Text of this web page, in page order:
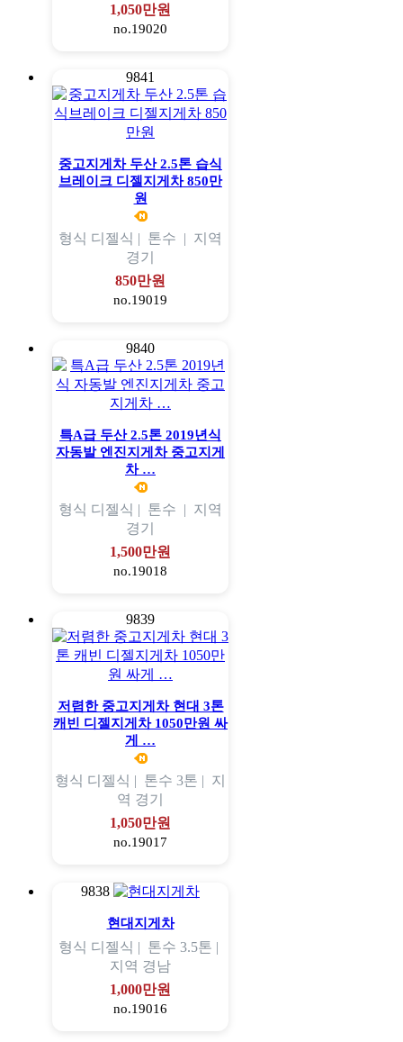
1,050만원
no.19020
9841
중고지게차 두산 2.5톤 습식
브레이크 디젤지게차 850만
원
형식 디젤식 | 톤수 | 지역
경기
850만원
no.19019
9840
특A급 두산 2.5톤 2019년식
자동발 엔진지게차 중고지게
차 …
형식 디젤식 | 톤수 | 지역
경기
1,500만원
no.19018
9839
저렴한 중고지게차 현대 3톤
캐빈 디젤지게차 1050만원 싸
게 …
형식 디젤식 | 톤수 3톤 | 지
역 경기
1,050만원
no.19017
9838
현대지게차
형식 디젤식 | 톤수 3.5톤 |
지역 경남
1,000만원
no.19016